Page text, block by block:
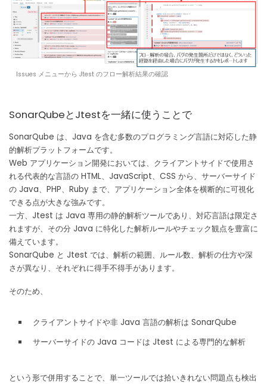
Issues メニューから Jtest のフロー解析結果の確認
SonarQubeとJtestを一緒に使うことで
SonarQube は、Java を含む多数のプログラミング言語に対応した静
的解析プラットフォームです。
Web アプリケーション開発においては、クライアントサイドで使用さ
れる代表的な言語の HTML、JavaScript、CSS から、サーバーサイド
の Java、PHP、Ruby まで、アプリケーション全体を横断的に可視化
できる点が大きな強みです。
一方、Jtest は Java 専用の静的解析ツールであり、対応言語は限定さ
れますが、その分 Java に特化した解析ルールやチェック観点を豊富に
備えています。
SonarQube と Jtest では、解析の範囲、ルール数、解析の仕方や深
さが異なり、それぞれに得手不得手があります。
そのため、
クライアントサイドや非 Java 言語の解析は SonarQube
サーバーサイドの Java コードは Jtest による専門的な解析
という形で併用することで、単一ツールでは拾いきれない問題点も検出